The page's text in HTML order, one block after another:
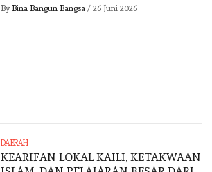
By Bina Bangun Bangsa/ 26 Juni 2026
DAERAH
KEARIFAN LOKAL KAILI, KETAKWAAN